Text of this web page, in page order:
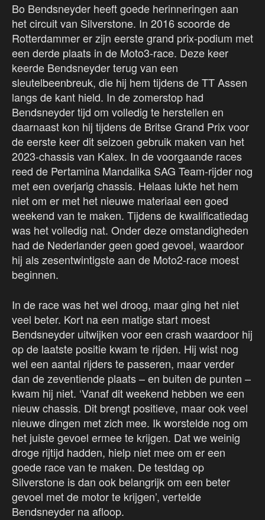
Bo Bendsneyder heeft goede herinneringen aan
het circuit van Silverstone. In 2016 scoorde de
Rotterdammer er zijn eerste grand prix-podium met
een derde plaats in de Moto3-race. Deze keer
keerde Bendsneyder terug van een
sleutelbeenbreuk, die hij hem tijdens de TT Assen
langs de kant hield. In de zomerstop had
Bendsneyder tijd om volledig te herstellen en
daarnaast kon hij tijdens de Britse Grand Prix voor
de eerste keer dit seizoen gebruik maken van het
2023-chassis van Kalex. In de voorgaande races
reed de Pertamina Mandalika SAG Team-rijder nog
met een overjarig chassis. Helaas lukte het hem
niet om er met het nieuwe materiaal een goed
weekend van te maken. Tijdens de kwalificatiedag
was het volledig nat. Onder deze omstandigheden
had de Nederlander geen goed gevoel, waardoor
hij als zesentwintigste aan de Moto2-race moest
beginnen.
In de race was het wel droog, maar ging het niet
veel beter. Kort na een matige start moest
Bendsneyder uitwijken voor een crash waardoor hij
op de laatste positie kwam te rijden. Hij wist nog
wel een aantal rijders te passeren, maar verder
dan de zeventiende plaats – en buiten de punten –
kwam hij niet. ‘Vanaf dit weekend hebben we een
nieuw chassis. Dit brengt positieve, maar ook veel
nieuwe dingen met zich mee. Ik worstelde nog om
het juiste gevoel ermee te krijgen. Dat we weinig
droge rijtijd hadden, hielp niet mee om er een
goede race van te maken. De testdag op
Silverstone is dan ook belangrijk om een beter
gevoel met de motor te krijgen’, vertelde
Bendsneyder na afloop.